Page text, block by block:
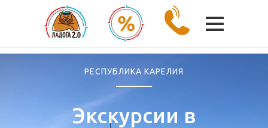
Экскурсии в
РЕСПУБЛИКА КАРЕЛИЯ